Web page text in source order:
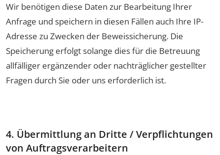
Wir benötigen diese Daten zur Bearbeitung Ihrer
Anfrage und speichern in diesen Fällen auch Ihre IP-
Adresse zu Zwecken der Beweissicherung. Die
Speicherung erfolgt solange dies für die Betreuung
allfälliger ergänzender oder nachträglicher gestellter
Fragen durch Sie oder uns erforderlich ist.
4. Übermittlung an Dritte / Verpflichtungen
von Auftragsverarbeitern